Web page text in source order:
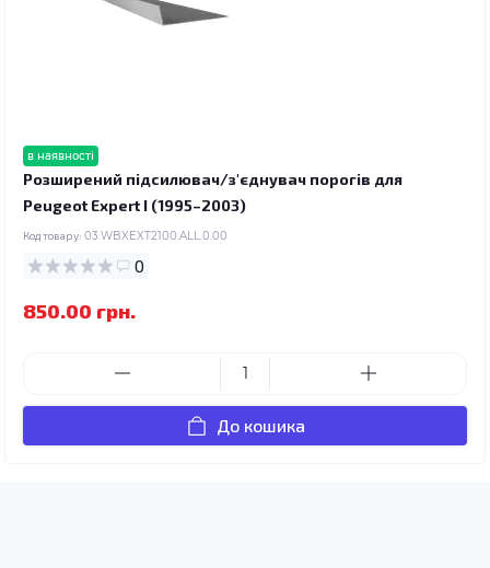
в наявності
Розширений підсилювач/з'єднувач порогів для
Peugeot Expert I (1995–2003)
Код товару: 03.WBXEXT2100.ALL.0.00
0
850.00 грн.
До кошика